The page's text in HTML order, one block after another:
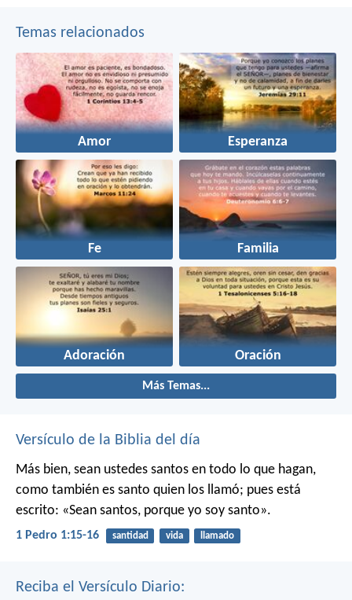
Temas relacionados
Amor Esperanza
Fe Familia
Adoración Oración
Más Temas...
Versículo de la Biblia del día
Más bien, sean ustedes santos en todo lo que hagan,
como también es santo quien los llamó; pues está
escrito: «Sean santos, porque yo soy santo».
1 Pedro 1:15-16 santidad vida llamado
Reciba el Versículo Diario: